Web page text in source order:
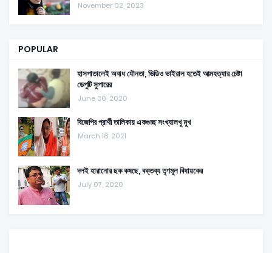
November 02, 2023
POPULAR
হাসপাতালেই অবাধ যৌনতা, ভিডিও ভাইরাল হতেই আত্মহত্যার চেষ্টা
ডেপুটি সুপারের
June 30, 2020
বিজেপির প্রার্থী তালিকায় একগুচ্ছ সংখ্যালখু মুখ
March 18, 2021
দলই হারানোর ছক কষছে, বক্তব্য তৃণমূল বিধায়কের
July 07, 2020